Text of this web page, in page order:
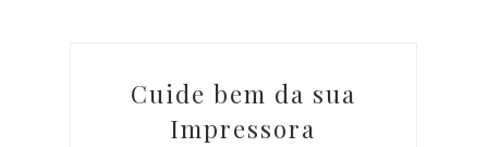
Cuide bem da sua
Impressora